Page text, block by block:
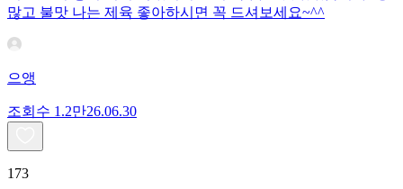
많고 불맛 나는 제육 좋아하시면 꼭 드셔보세요~^^
으앵
조회수 1.2만26.06.30
173